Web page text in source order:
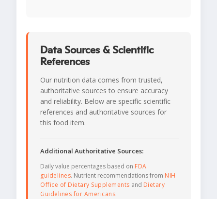
Data Sources & Scientific
References
Our nutrition data comes from trusted,
authoritative sources to ensure accuracy
and reliability. Below are specific scientific
references and authoritative sources for
this food item.
Additional Authoritative Sources:
Daily value percentages based on FDA
guidelines. Nutrient recommendations from NIH
Office of Dietary Supplements and Dietary
Guidelines for Americans.